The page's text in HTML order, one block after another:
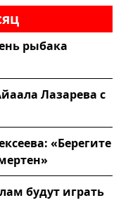
рыбака
Лазарева с
«Берегите
будут играть